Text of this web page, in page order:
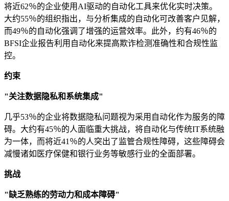
将近62％的企业使用AI驱动的自动化工具来优化实时决策。
大约55％的组织指出，与分析集成的自动化可改善客户见解，
而49％的自动化强调了增强的运营效率。此外，约有46％的
BFSI企业报告利用自动化来提高欺诈检测准确性和合规性监
控。
约束
"关注数据隐私和系统集成"
几乎53％的企业将数据隐私问题视为采用自动化作为服务的障
碍。大约有45％的人面临重大挑战，将自动化与传统IT系统融
为一体，而将近41％的人突出了监管合规性障碍，这些障碍会
减慢诸如医疗保健和银行业务等敏感行业的全面部署。
挑战
"缺乏熟练的劳动力和成本障碍"